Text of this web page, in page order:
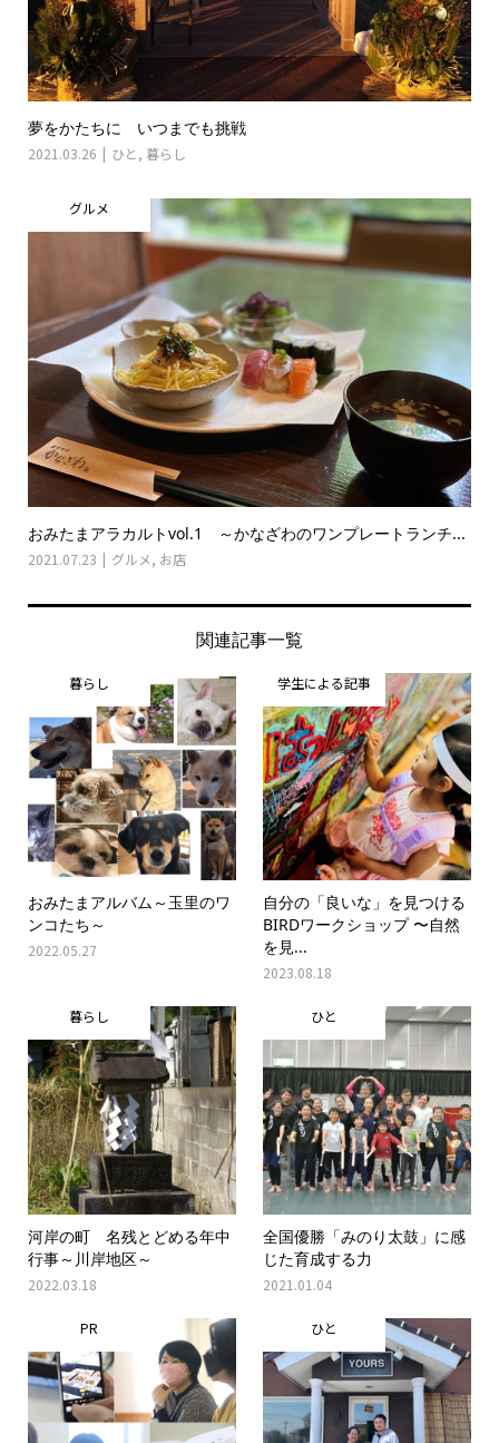
夢をかたちに いつまでも挑戦
2021.03.26 ひと , 暮らし
グルメ
おみたまアラカルトvol.1 ～かなざわのワンプレートランチ...
2021.07.23 グルメ, お店
関連記事一覧
暮らし
おみたまアルバム～玉里のワ
ンコたち～
2022.05.27
学生による記事
自分の「良いな」を見つける
BIRDワークショップ 〜自然
を見...
2023.08.18
暮らし
河岸の町 名残とどめる年中
行事～川岸地区～
2022.03.18
ひと
全国優勝「みのり太鼓」に感
じた育成する力
2021.01.04
PR ひと